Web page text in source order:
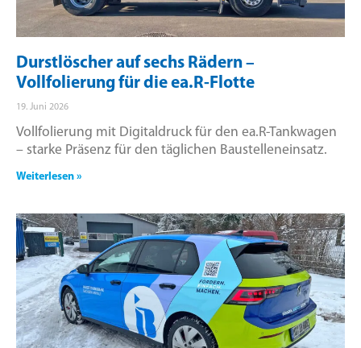
Durstlöscher auf sechs Rädern –
Vollfolierung für die ea.R-Flotte
19. Juni 2026
Vollfolierung mit Digitaldruck für den ea.R-Tankwagen
– starke Präsenz für den täglichen Baustelleneinsatz.
Weiterlesen »